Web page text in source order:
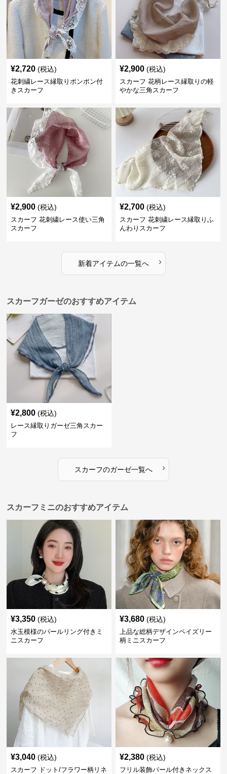
¥2,720 (税込)
花刺繍レース縁取りポンポン付
きスカーフ
¥2,900 (税込)
スカーフ 花柄レース縁取りの軽
やかな三角スカーフ
¥2,900 (税込)
スカーフ 花刺繍レース使い三角
スカーフ
¥2,700 (税込)
スカーフ 花刺繍レース縁取りふ
んわりスカーフ
新着アイテムの一覧へ ›
スカーフガーゼのおすすめアイテム
¥2,800 (税込)
レース縁取りガーゼ三角スカー
フ
スカーフのガーゼ一覧へ ›
スカーフミニのおすすめアイテム
¥3,350 (税込)
水玉模様のパールリング付きミ
ニスカーフ
¥3,680 (税込)
上品な総柄デザインペイズリー
柄ミニスカーフ
¥3,040 (税込)
スカーフ ドット/フラワー柄リネ
¥2,380 (税込)
フリル装飾パール付きネックス